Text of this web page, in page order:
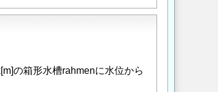
の箱形水槽rahmenに水位から